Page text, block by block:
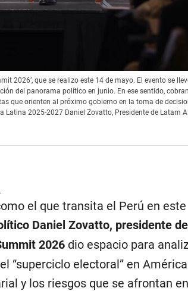
2026’, que se realizo este 14 de mayo. El evento se
del panorama político en junio. En ese sentido,
que orienten al próximo gobierno en la toma de
2025-2027 Daniel Zovatto, Presidente de Latam
el que transita el Perú en este
Daniel Zovatto, presidente
2026dio espacio para
“superciclo electoral” en
y los riesgos que se afrontan